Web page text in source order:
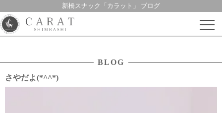
新橋スナック「カラット」 ブログ
Skip
BLOG
さやだよ(*^^*)